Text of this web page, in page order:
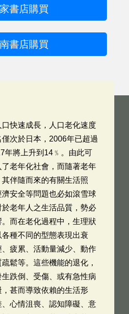
書店購買
書店購買
快速成長，人口老化速度
次於日本，2006年已超過
年將上升到14﹪。由此可
了老年化社會，而隨著老年
伴隨而來的有關生活照
安全等問題也必如滾雪球
老年人之生活品質，勢必
而在老化過程中，生理狀
種不同的型態表現出衰
疲累、活動量減少、動作
鬆等。這些機能的退化，
跌倒、受傷、或有急性病
甚而導致依賴的生活形
心情沮喪、認知障礙、意